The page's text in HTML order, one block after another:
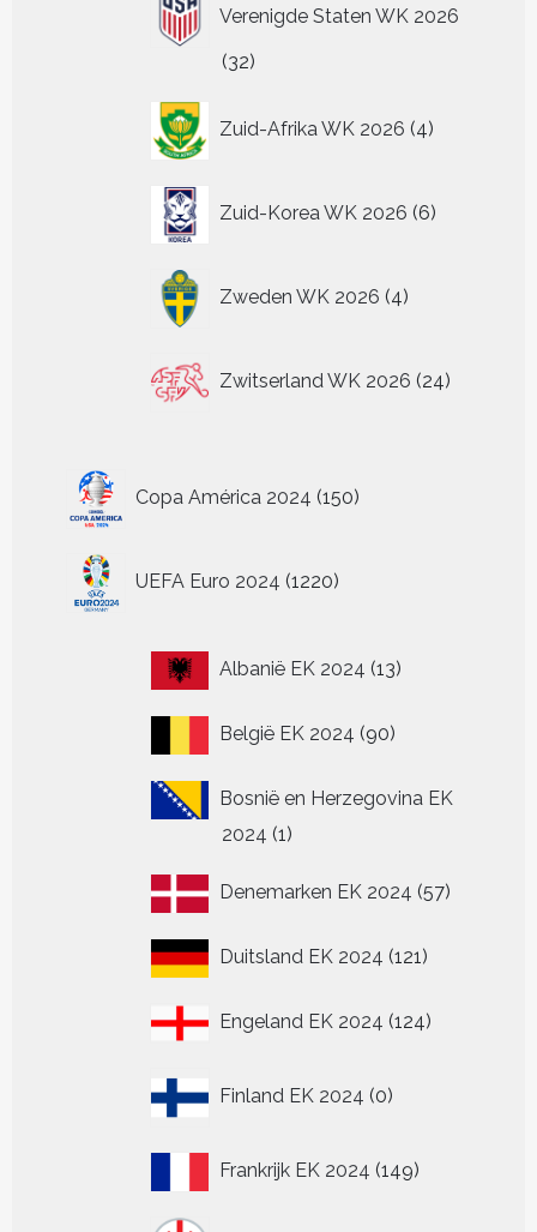
Verenigde Staten WK 2026
3232
Zuid-Afrika WK 2026 4
producten
Zuid-Korea WK 2026 6
producten
Zweden WK 2026 4
producten
Zwitserland WK 2026 24
producten
Copa América 2024 150
producten
UEFA Euro 2024 1220
producten
Albanië EK 2024 1313
België EK 2024 9090
Bosnië en Herzegovina EK
2024 11
Denemarken EK 2024 5757
Duitsland EK 2024 121121
Engeland EK 2024 124124
Finland EK 2024 0
producten
Frankrijk EK 2024 149149